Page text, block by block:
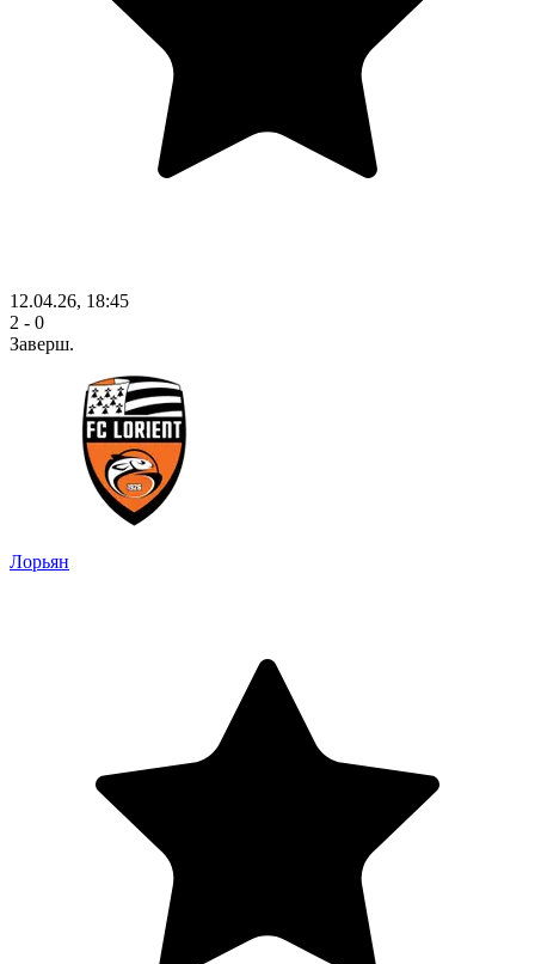
12.04.26, 18:45
2 - 0
Заверш.
Лорьян